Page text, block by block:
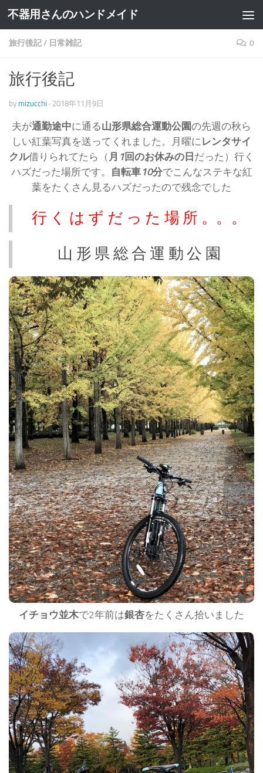
不器用さんのハンドメイド
旅行後記/ 日常雑記 0
旅行後記
by mizucchi · 2018年11月9日
夫が通勤途中に通る山形県総合運動公園の先週の秋ら
しい紅葉写真を送ってくれました。月曜にレンタサイ
クル借りられてたら（ 月 1回のお休みの日 だった）行く
ハズだった場所です。
自転車10分でこんなステキな紅
葉をたくさん見るハズだったので残念でした
行 く は ず だ っ た 場 所 。。。
山 形 県 総 合 運 動 公 園
イチョウ並木で2年前は銀杏をたくさん拾いました